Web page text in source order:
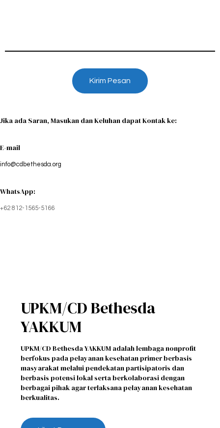
Jika ada Saran, Masukan dan Keluhan dapat Kontak ke:
E-mail
info@cdbethesda.org
WhatsApp:
+62 812-1565-5166
UPKM/CD Bethesda
YAKKUM
UPKM/CD Bethesda YAKKUM adalah lembaga nonprofit
berfokus pada pelayanan kesehatan primer berbasis
masyarakat melalui pendekatan partisipatoris dan
berbasis potensi lokal serta berkolaborasi dengan
berbagai pihak agar terlaksana pelayanan kesehatan
berkualitas.